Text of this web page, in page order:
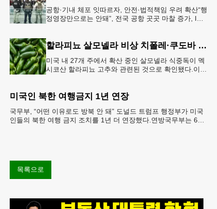
공항·기내 체포 잇따르자, 안전·법적책임 우려 확산“행
정영장만으로는 안돼”, 전국 공항 곳곳 마찰 증가, ICE
할라피뇨 살모넬라 비상 치폴레·쿠도바 긴급 회수
미국 내 27개 주에서 확산 중인 살모넬라 식중독이 멕
시코산 할라피뇨 고추와 관련된 것으로 확인됐다.이에
미국인 북한 여행금지 1년 연장
국무부, “어떤 이유로도 방북 안 돼” 도널드 트럼프 행정부가 미국
인들의 북한 여행 금지 조치를 1년 더 연장했다.연방국무부는 6일
목록으로